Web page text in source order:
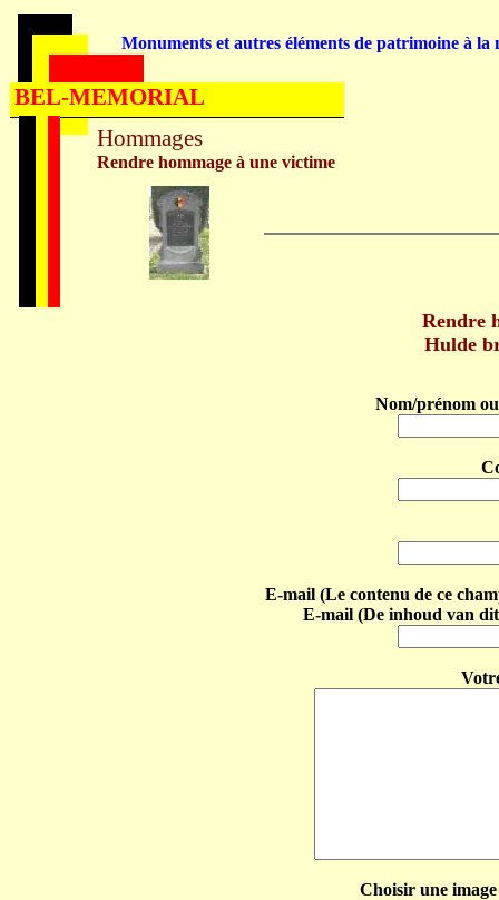
Rendre
Hulde
Nom/prénom
E-mail (Le contenu de ce
E-mail (De inhoud van
Choisir une
Hommages
Rendre hommage à une victime
Monuments et autres éléments de patrimoine à la
BEL-MEMORIAL